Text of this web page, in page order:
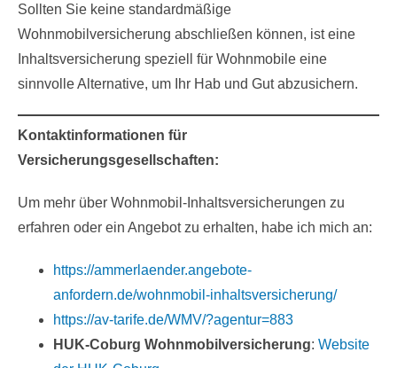
Sollten Sie keine standardmäßige
Wohnmobilversicherung abschließen können, ist eine
Inhaltsversicherung speziell für Wohnmobile eine
sinnvolle Alternative, um Ihr Hab und Gut abzusichern.
Kontaktinformationen für
Versicherungsgesellschaften:
Um mehr über Wohnmobil-Inhaltsversicherungen zu
erfahren oder ein Angebot zu erhalten, habe ich mich an:
https://ammerlaender.angebote-
anfordern.de/wohnmobil-inhaltsversicherung/
https://av-tarife.de/WMV/?agentur=883
HUK-Coburg Wohnmobilversicherung: Website